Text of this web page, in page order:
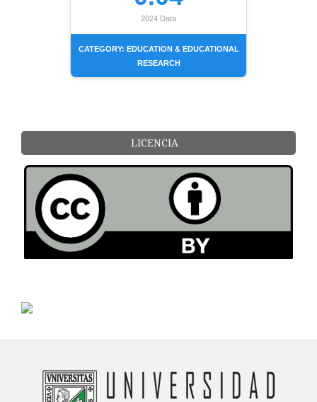
2024 Data
CATEGORY: EDUCATION & EDUCATIONAL
RESEARCH
LICENCIA